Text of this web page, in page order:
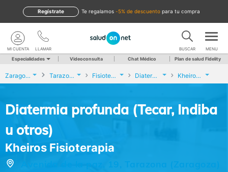
te regalamos -5% de descuento para tu compra
Regístrate
LLAMAR
MI CUENTA BUSCAR MENU
Especialidades Videoconsulta Chat Médico Plan de salud Fidelity
Zaragoza Tarazona Fisioterapia Diatermia profunda (Tecar, Indiba u otros) Kheiros Fisioterapia
Diatermia profunda (Tecar, Indiba
u otros)
Kheiros Fisioterapia
Avenida de la paz, 19, Tarazona (Zaragoza)